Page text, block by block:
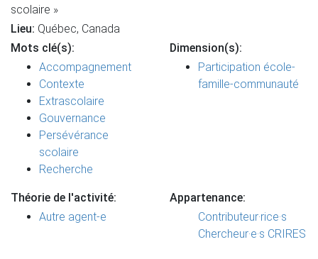
scolaire »
Lieu: Québec, Canada
Mots clé(s):
Accompagnement
Contexte
Extrascolaire
Gouvernance
Persévérance
scolaire
Recherche
Dimension(s):
Participation école-
famille-communauté
Théorie de l'activité:
Autre agent-e
Appartenance:
Contributeur·rice·s
Chercheur·e·s CRIRES